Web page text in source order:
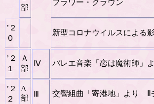
部
フラワー・クラウン
’２
０
新型コロナウイルスによる
’２
１
Ａ
部
Ⅳ バレエ音楽「恋は魔術師」
’２
２
A
部
交響組曲「寄港地」より Ⅱ